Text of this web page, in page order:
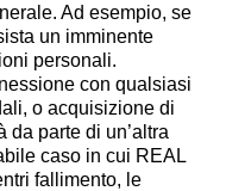
Ad esempio, se
un imminente
personali.
con qualsiasi
o acquisizione di
da parte di un’altra
caso in cui REAL
fallimento, le